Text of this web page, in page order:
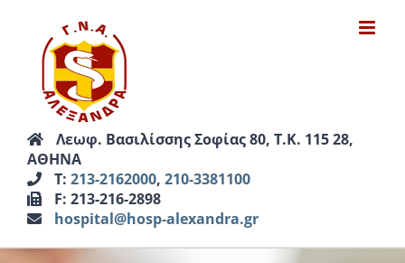
περιεχόμενο
Λεωφ. Βασιλίσσης Σοφίας 80, Τ.Κ. 115 28,
ΑΘΗΝΑ
Τ: 213-2162000, 210-3381100
F: 213-216-2898
hospital@hosp-alexandra.gr